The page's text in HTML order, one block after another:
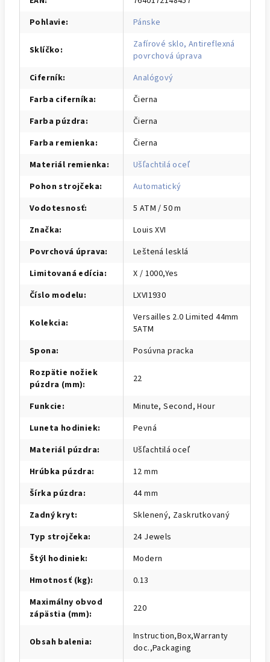
Pohlavie: Pánske
Sklíčko:
Zafírové sklo, Antireflexná
povrchová úprava
Ciferník:
Analógový
Farba ciferníka:
Čierna
Farba púzdra:
Čierna
Farba remienka:
Čierna
Materiál remienka:
Ušľachtilá oceľ
Pohon strojčeka:
Automatický
Vodotesnosť:
5 ATM / 50 m
Značka:
Louis XVI
Povrchová úprava:
Leštená lesklá
Limitovaná edícia:
X / 1000,Yes
Číslo modelu: LXVI1930
Kolekcia:
Versailles 2.0 Limited 44mm
5ATM
Spona:
Posúvna pracka
Rozpätie nožiek
púzdra (mm): 22
Funkcie:
Minute, Second, Hour
Luneta hodiniek:
Pevná
Materiál púzdra:
Ušľachtilá oceľ
Hrúbka púzdra:
12 mm
Šírka púzdra:
44 mm
Zadný kryt:
Sklenený, Zaskrutkovaný
Typ strojčeka:
24 Jewels
Štýl hodiniek:
Modern
Hmotnosť (kg):
0.13
Maximálny obvod
zápästia (mm): 220
Obsah balenia:
Instruction,Box,Warranty
doc.,Packaging